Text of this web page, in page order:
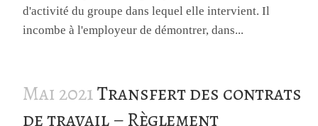
d'activité du groupe dans lequel elle intervient. Il
incombe à l'employeur de démontrer, dans...
Mai 2021Transfert des contrats
de travail – Règlement